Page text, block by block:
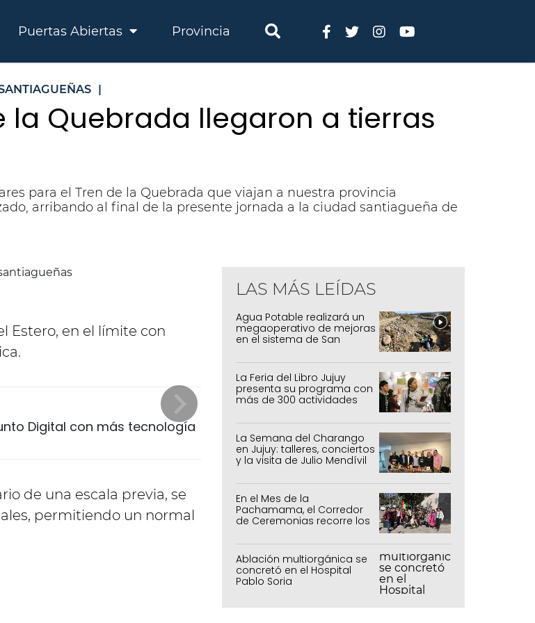
Puertas Abiertas Provincia
|
la Quebrada llegaron a tierras
para el Tren de la Quebrada que viajan a nuestra provincia
arribando al final de la presente jornada a la ciudad santiagueña de
Estero, en el límite con
Digital con más tecnología
de una escala previa, se
permitiendo un normal
LAS MÁS LEÍDAS
Agua Potable realizará un
megaoperativo de mejoras
en el sistema de San
La Feria del Libro Jujuy
presenta su programa con
más de 300 actividades
La Semana del Charango
en Jujuy: talleres, conciertos
y la visita de Julio Mendívil
En el Mes de la
Pachamama, el Corredor
de Ceremonias recorre los
capital
Ablación multiorgánica se
concretó en el Hospital
Pablo Soria